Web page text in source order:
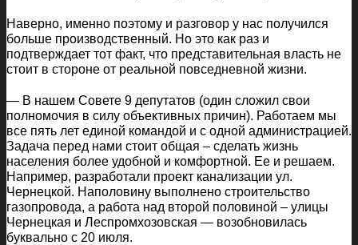
Наверно, именно поэтому и разговор у нас получился
больше производственный. Но это как раз и
подтверждает тот факт, что представительная власть не
стоит в стороне от реальной повседневной жизни.
— В нашем Совете 9 депутатов (один сложил свои
полномочия в силу объективных причин). Работаем мы
все пять лет единой командой и с одной администрацией.
Задача перед нами стоит общая – сделать жизнь
населения более удобной и комфортной. Ее и решаем.
Например, разработали проект канализации ул.
Чернецкой. Наполовину выполнено строительство
газопровода, а работа над второй половиной – улицы
Чернецкая и Леспромхозовская — возобновилась
буквально с 20 июля.